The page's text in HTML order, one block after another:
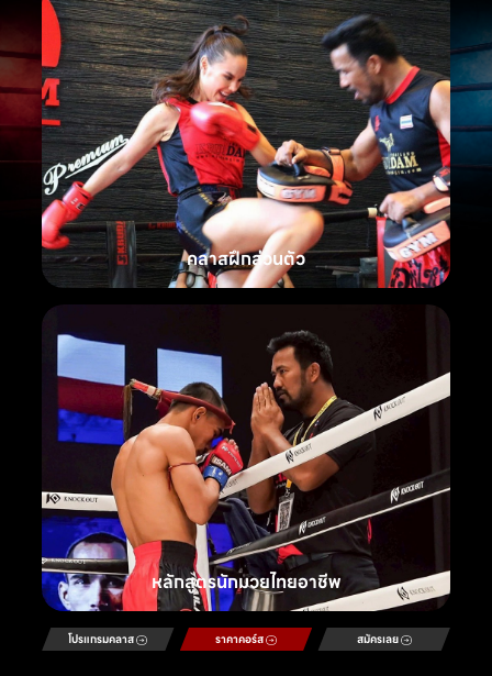
คลาสฝึกส่วนตัว
หลักสูตรนักมวยไทยอาชีพ
โปรแกรมคลาส ราคาคอร์ส สมัครเลย